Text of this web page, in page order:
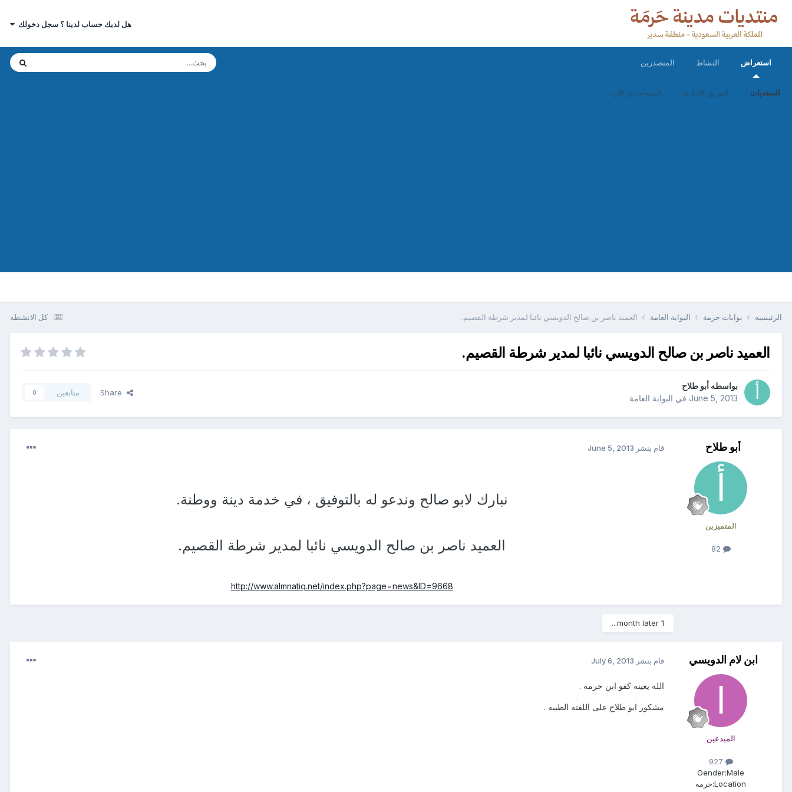
هل لديك حساب لدينا ؟ سجل دخولك
استعراض
المنتديات الفريق الاداري المتواجدين الان
النشاط المتصدرين
كل الانشطه الرئيسيه بوابات حرمة البوابة العامة العميد ناصر بن صالح الدويسي نائبا لمدير شرطة القصيم.
العميد ناصر بن صالح الدويسي نائبا لمدير شرطة القصيم.
بواسطه أبو طلاح
June 5, 2013 في البوابة العامة
متابعين 0
أبو طلاح
المتميزين
قام بنشر June 5, 2013
نبارك لابو صالح وندعو له بالتوفيق ، في خدمة دينة ووطنة.
العميد ناصر بن صالح الدويسي نائبا لمدير شرطة القصيم.
http://www.almnatiq.net/index.php?page=news&ID=9668
1 month later...
ابن لام الدويسي
المبدعين
Gender:Male
Location: حرمه
قام بنشر July 6, 2013
الله يعينه كفو ابن حرمه .
مشكور ابو طلاح على اللفته الطيبه .